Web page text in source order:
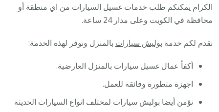
الكرام يمكنكم طلب خدمات غسيل السيارات من اي منطقة أو
محافظة في الكويت وعلى مدار 24 ساعة.
نقدم لكم خدمة بوليش سيارات بالمنزل ونوفر لهذه الخدمة:
أكفأ عمال غسيل سيارات بالمنزل العارضية.
اجهزة متطورة وفائقة للعمل.
نؤمن أيضا بوليش سيارات لمختلف انواع السيارات الحديثة